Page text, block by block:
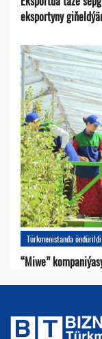
eksportyny
Türkmenistanda öndürildi
“Miwe”